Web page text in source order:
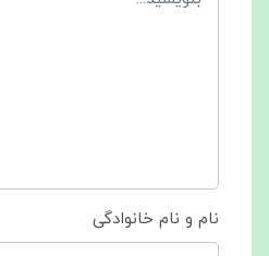
نام و نام خانوادگی